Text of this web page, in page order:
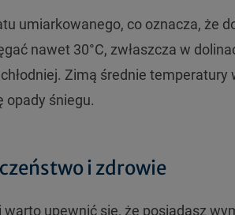
umiarkowanego, co oznacza, że
nawet 30°C, zwłaszcza w
Zimą średnie temperatury
opady śniegu.
i zdrowie
warto upewnić się, że posiadasz